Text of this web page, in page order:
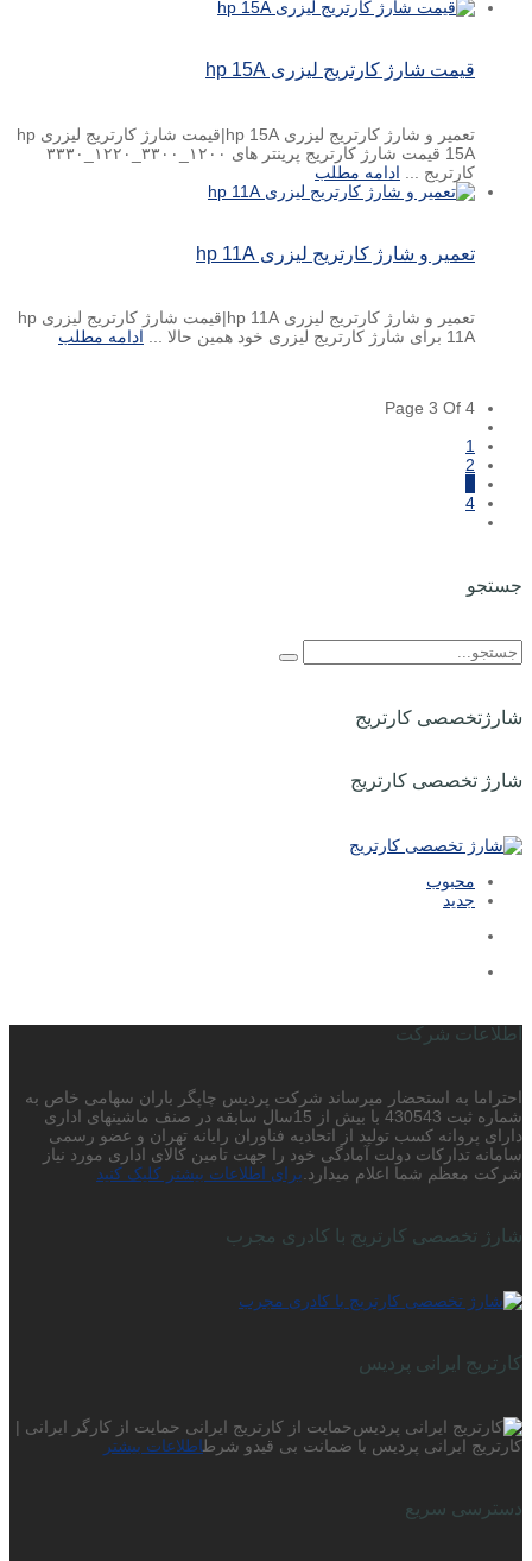
قیمت شارژ کارتریج لیزری hp 15A
تعمیر و شارژ کارتریج لیزری hp 15A|قیمت شارژ کارتریج لیزری hp
15A قیمت شارژ کارتریج پرینتر های ۱۲۰۰_۳۳۰۰_۱۲۲۰_۳۳۳۰
کارتریج ... ادامه مطلب
تعمیر و شارژ کارتریج لیزری hp 11A
تعمیر و شارژ کارتریج لیزری hp 11A|قیمت شارژ کارتریج لیزری hp
11A برای شارژ کارتریج لیزری خود همین حالا ...
ادامه مطلب
Page 3 Of 4
1
2
4
جستجو
شارژتخصصی کارتریج
شارژ تخصصی کارتریج
محبوب
جدید
اطلاعات شرکت
احتراما به استحضار میرساند شرکت پردیس چاپگر باران سهامی خاص به
شماره ثبت 430543 با بیش از 15سال سابقه در صنف ماشینهای اداری
دارای پروانه کسب تولید از اتحادیه فناوران رایانه تهران و عضو رسمی
سامانه تدارکات دولت آمادگی خود را جهت تامین کالای اداری مورد نیاز
شرکت معظم شما اعلام میدارد. برای اطلاعات بیشتر کلیک کنید
شارژ تخصصی کارتریج با کادری مجرب
کارتریج ایرانی پردیس
حمایت از کارتریج ایرانی حمایت از کارگر ایرانی |
کارتریج ایرانی پردیس با ضمانت بی قیدو شرطاطلاعات بیشتر
دسترسی سریع